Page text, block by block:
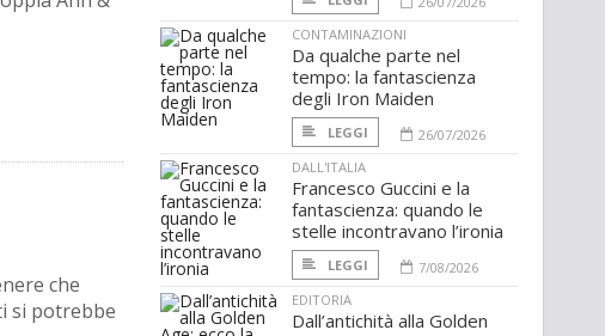
che
si potrebbe
CONTAMINAZIONI
Da qualche parte nel
tempo: la fantascienza
degli Iron Maiden
LEGGI
26/07/2026
DALL'ITALIA
Francesco Guccini e la
fantascienza: quando le
stelle incontravano l’ironia
LEGGI
7/08/2026
EDITORIA
Dall’antichità alla Golden